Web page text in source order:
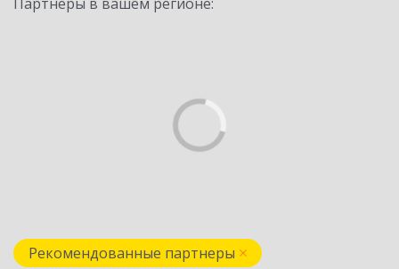
Рекомендованные партнеры